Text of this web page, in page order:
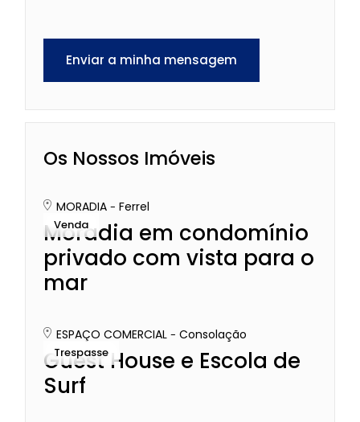
Enviar a minha mensagem
Os Nossos Imóveis
Venda
MORADIA Ferrel
Moradia em condomínio
privado com vista para o
mar
Trespasse
ESPAÇO COMERCIAL Consolação
Guest House e Escola de
Surf